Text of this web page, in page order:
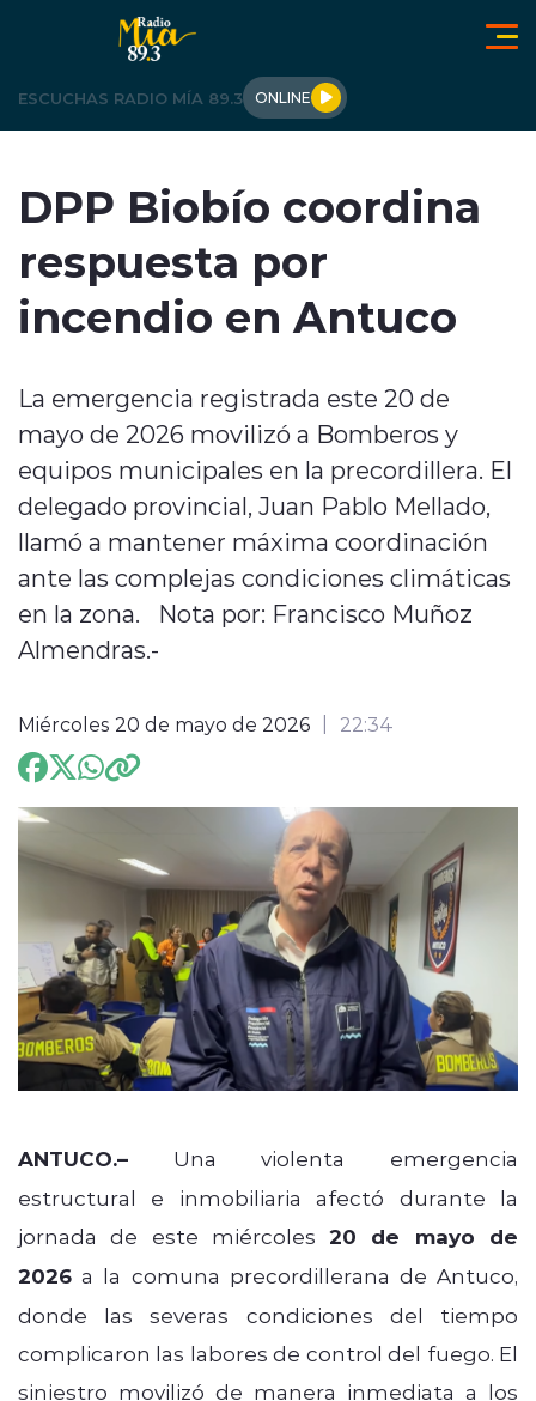
ESCUCHAS RADIO MÍA 89.3 ONLINE
REGIONALES
TENDENCIAS
DEPORTES
INTERNACIONAL
ENTREVISTAS
DPP Biobío coordina
respuesta por
incendio en Antuco
La emergencia registrada este 20 de
mayo de 2026 movilizó a Bomberos y
equipos municipales en la precordillera. El
delegado provincial, Juan Pablo Mellado,
llamó a mantener máxima coordinación
ante las complejas condiciones climáticas
en la zona. Nota por: Francisco Muñoz
Almendras.-
Miércoles 20 de mayo de 2026 22:34
ANTUCO.– Una violenta emergencia
estructural e inmobiliaria afectó durante la
jornada de este miércoles20 de mayo de
2026 a la comuna precordillerana de Antuco,
donde las severas condiciones del tiempo
complicaron las labores de control del fuego. El
siniestro movilizó de manera inmediata a los